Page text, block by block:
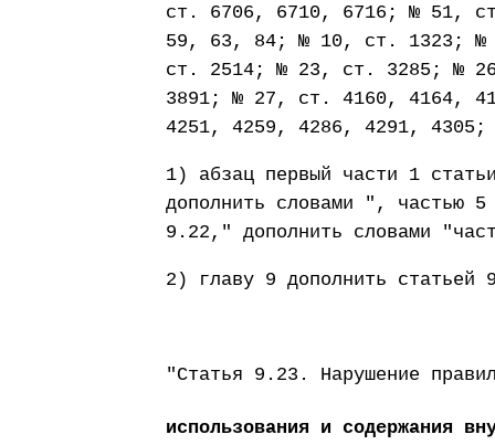
ст. 6706, 6710, 6716; № 51,
59, 63, 84; № 10, ст. 1323; №
ст. 2514; № 23, ст. 3285; №
3891; № 27, ст. 4160, 4164,
4251, 4259, 4286, 4291, 4305;
1) абзац первый части 1
дополнить словами ", частью
9.22," дополнить словами
2) главу 9 дополнить статьей
"Статья 9.23. Нарушение
использования и содержания